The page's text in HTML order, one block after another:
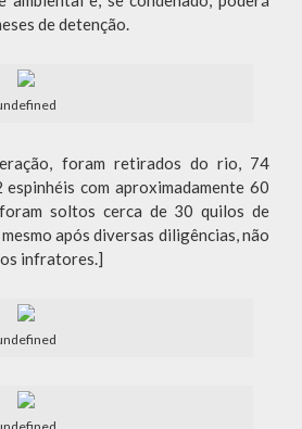
de detenção.
foram retirados do rio, 74
com aproximadamente 60
soltos cerca de 30 quilos de
após diversas diligências, não
infratores.]